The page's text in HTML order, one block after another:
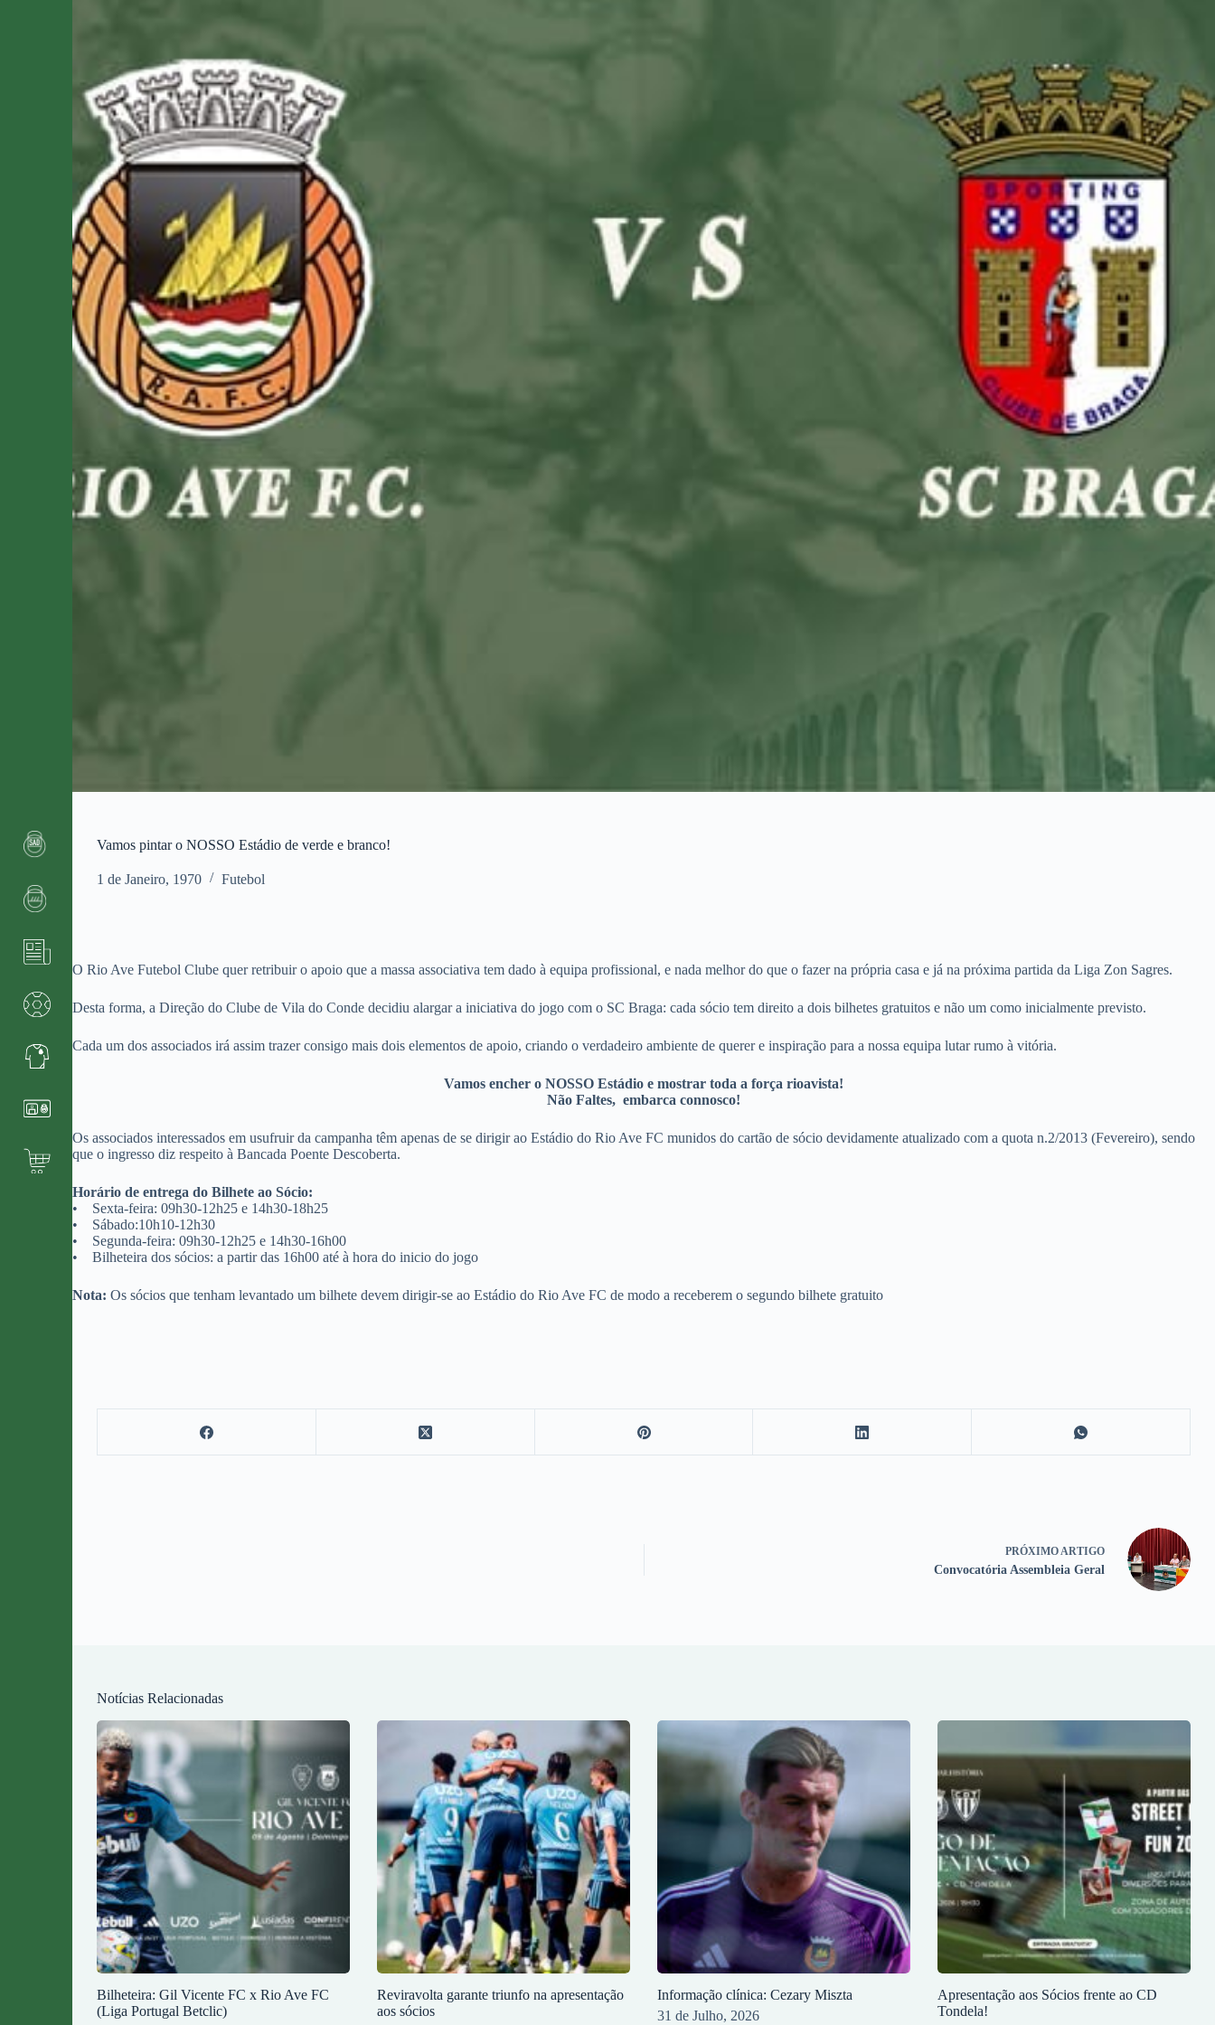
Vamos pintar o NOSSO Estádio de verde e branco!
1 de Janeiro, 1970 Futebol
O Rio Ave Futebol Clube quer retribuir o apoio que a massa associativa tem dado à equipa profissional, e nada melhor do que o fazer na própria casa e já na próxima partida da Liga Zon Sagres.
Desta forma, a Direção do Clube de Vila do Conde decidiu alargar a iniciativa do jogo com o SC Braga: cada sócio tem direito a dois bilhetes gratuitos e não um como inicialmente previsto.
Cada um dos associados irá assim trazer consigo mais dois elementos de apoio, criando o verdadeiro ambiente de querer e inspiração para a nossa equipa lutar rumo à vitória.
Vamos encher o NOSSO Estádio e mostrar toda a força rioavista!
Não Faltes, embarca connosco!
Os associados interessados em usufruir da campanha têm apenas de se dirigir ao Estádio do Rio Ave FC munidos do cartão de sócio devidamente atualizado com a quota n.2/2013 (Fevereiro), sendo
que o ingresso diz respeito à Bancada Poente Descoberta.
Horário de entrega do Bilhete ao Sócio:
• Sexta-feira: 09h30-12h25 e 14h30-18h25
• Sábado:10h10-12h30
• Segunda-feira: 09h30-12h25 e 14h30-16h00
• Bilheteira dos sócios: a partir das 16h00 até à hora do inicio do jogo
Nota: Os sócios que tenham levantado um bilhete devem dirigir-se ao Estádio do Rio Ave FC de modo a receberem o segundo bilhete gratuito
PRÓXIMO ARTIGO
Convocatória Assembleia Geral
Notícias Relacionadas
Bilheteira: Gil Vicente FC x Rio Ave FC
(Liga Portugal Betclic)
Reviravolta garante triunfo na apresentação
aos sócios
Informação clínica: Cezary Miszta
31 de Julho, 2026
Apresentação aos Sócios frente ao CD
Tondela!